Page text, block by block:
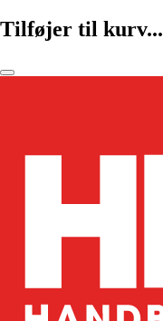
Tilføjer til kurv...